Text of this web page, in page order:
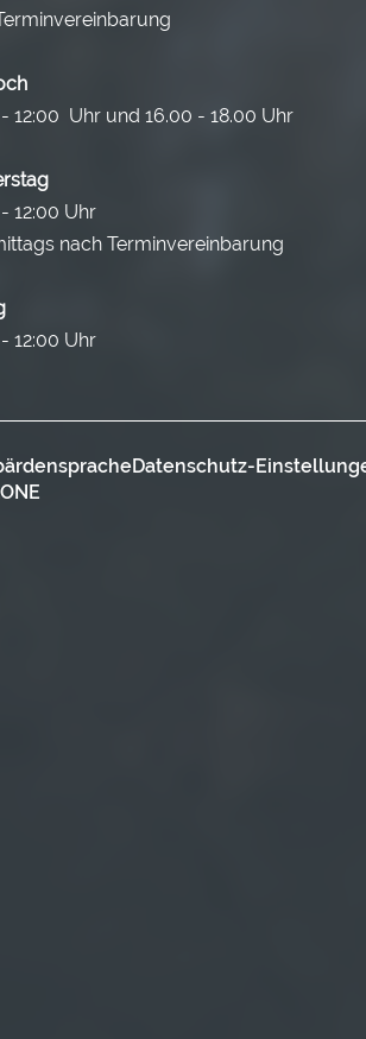
12:00 Uhr und 16.00 - 18.00 Uhr
- 12:00 Uhr
nach Terminvereinbarung
12:00 Uhr
Datenschutz-